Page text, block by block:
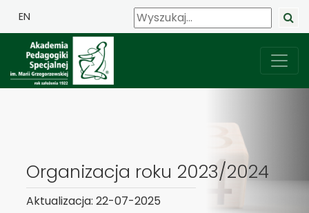
EN
Organizacja roku 2023/2024
Aktualizacja: 22-07-2025